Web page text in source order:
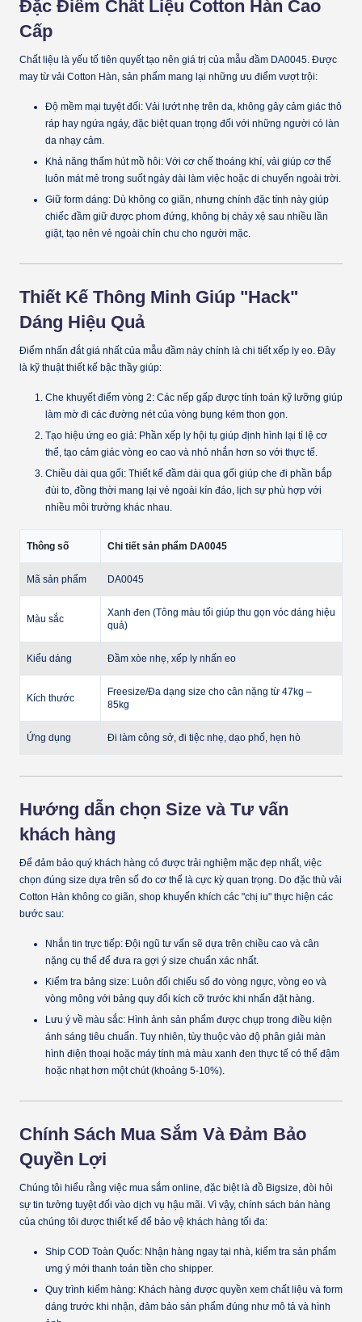
Đặc Điểm Chất Liệu Cotton Hàn Cao
Cấp
Chất liệu là yếu tố tiên quyết tạo nên giá trị của mẫu đầm DA0045. Được
may từ vải Cotton Hàn, sản phẩm mang lại những ưu điểm vượt trội:
Độ mềm mại tuyệt đối: Vải lướt nhẹ trên da, không gây cảm giác thô
ráp hay ngứa ngáy, đặc biệt quan trọng đối với những người có làn
da nhạy cảm.
Khả năng thấm hút mồ hôi: Với cơ chế thoáng khí, vải giúp cơ thể
luôn mát mẻ trong suốt ngày dài làm việc hoặc di chuyển ngoài trời.
Giữ form dáng: Dù không co giãn, nhưng chính đặc tính này giúp
chiếc đầm giữ được phom đứng, không bị chảy xệ sau nhiều lần
giặt, tạo nên vẻ ngoài chỉn chu cho người mặc.
Thiết Kế Thông Minh Giúp "Hack"
Dáng Hiệu Quả
Điểm nhấn đắt giá nhất của mẫu đầm này chính là chi tiếtxếp ly eo. Đây
là kỹ thuật thiết kế bậc thầy giúp:
Che khuyết điểm vòng 2: Các nếp gấp được tính toán kỹ lưỡng giúp
làm mờ đi các đường nét của vòng bụng kém thon gọn.
Tạo hiệu ứng eo giả: Phần xếp ly hội tụ giúp định hình lại tỉ lệ cơ
thể, tạo cảm giác vòng eo cao và nhỏ nhắn hơn so với thực tế.
Chiều dài qua gối: Thiết kế đầm dài qua gối giúp che đi phần bắp
đùi to, đồng thời mang lại vẻ ngoài kín đáo, lịch sự phù hợp với
nhiều môi trường khác nhau.
Thông số Chi tiết sản phẩm DA0045
Mã sản phẩm DA0045
Màu sắc
Xanh đen (Tông màu tối giúp thu gọn vóc dáng hiệu
quả)
Kiểu dáng Đầm xòe nhẹ, xếp ly nhấn eo
Kích thước
Freesize/Đa dạng size cho cân nặng từ 47kg –
85kg
Ứng dụng Đi làm công sở, đi tiệc nhẹ, dạo phố, hẹn hò
Hướng dẫn chọn Size và Tư vấn
khách hàng
Để đảm bảo quý khách hàng có được trải nghiệm mặc đẹp nhất, việc
chọn đúng size dựa trên số đo cơ thể là cực kỳ quan trọng. Do đặc thù vải
Cotton Hàn không co giãn, shop khuyến khích các "chị iu" thực hiện các
bước sau:
Nhắn tin trực tiếp: Đội ngũ tư vấn sẽ dựa trên chiều cao và cân
nặng cụ thể để đưa ra gợi ý size chuẩn xác nhất.
Kiểm tra bảng size: Luôn đối chiếu số đo vòng ngực, vòng eo và
vòng mông với bảng quy đổi kích cỡ trước khi nhấn đặt hàng.
Lưu ý về màu sắc: Hình ảnh sản phẩm được chụp trong điều kiện
ánh sáng tiêu chuẩn. Tuy nhiên, tùy thuộc vào độ phân giải màn
hình điện thoại hoặc máy tính mà màu xanh đen thực tế có thể đậm
hoặc nhạt hơn một chút (khoảng 5-10%).
Chính Sách Mua Sắm Và Đảm Bảo
Quyền Lợi
Chúng tôi hiểu rằng việc mua sắm online, đặc biệt là đồ Bigsize, đòi hỏi
sự tin tưởng tuyệt đối vào dịch vụ hậu mãi. Vì vậy, chính sách bán hàng
của chúng tôi được thiết kế để bảo vệ khách hàng tối đa:
Ship COD Toàn Quốc: Nhận hàng ngay tại nhà, kiểm tra sản phẩm
ưng ý mới thanh toán tiền cho shipper.
Quy trình kiểm hàng: Khách hàng được quyền xem chất liệu và form
dáng trước khi nhận, đảm bảo sản phẩm đúng như mô tả và hình